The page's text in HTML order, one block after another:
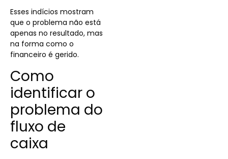
Esses indícios mostram
que o problema não está
apenas no resultado, mas
na forma como o
financeiro é gerido.
Como
identificar o
problema do
fluxo de
caixa